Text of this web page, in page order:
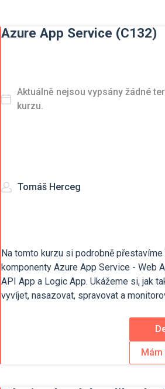
Azure App Service (C132)
Aktuálně nejsou vypsány žádné
kurzu.
Tomáš Herceg
Na tomto kurzu si podrobně
komponenty Azure App Service - Web
API App a Logic App. Ukážeme si, jak
vyvíjet, nasazovat, spravovat a